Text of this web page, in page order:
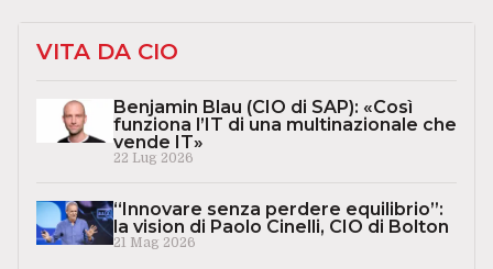
VITA DA CIO
Benjamin Blau (CIO di SAP): «Così
funziona l’IT di una multinazionale che
vende IT»
22 Lug 2026
“Innovare senza perdere equilibrio”:
la vision di Paolo Cinelli, CIO di Bolton
21 Mag 2026